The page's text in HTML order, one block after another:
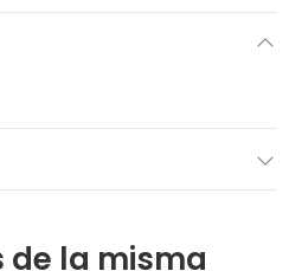
de la misma